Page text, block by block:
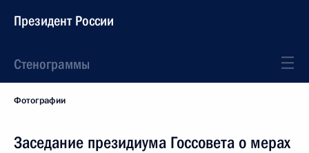
Президент России
Стенограммы
Фотографии
Заседание президиума Госсовета о мерах